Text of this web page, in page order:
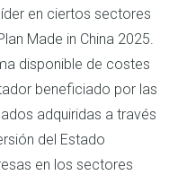
en ciertos sectores
Made in China 2025.
disponible de costes
beneficiado por las
adquiridas a través
del Estado
en los sectores